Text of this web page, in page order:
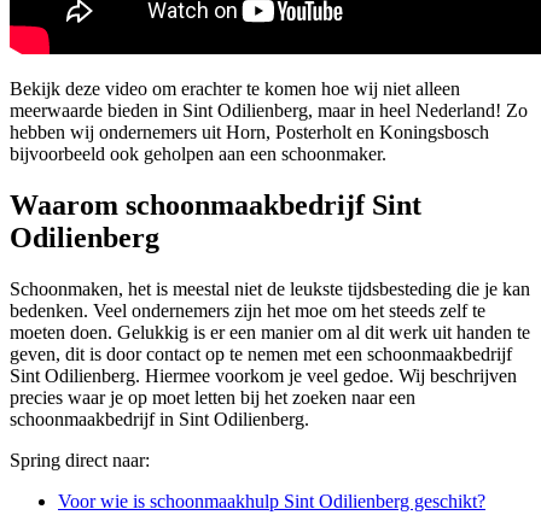
Bekijk deze video om erachter te komen hoe wij niet alleen
meerwaarde bieden in Sint Odilienberg, maar in heel Nederland! Zo
hebben wij ondernemers uit Horn, Posterholt en Koningsbosch
bijvoorbeeld ook geholpen aan een schoonmaker.
Waarom schoonmaakbedrijf Sint
Odilienberg
Schoonmaken, het is meestal niet de leukste tijdsbesteding die je kan
bedenken. Veel ondernemers zijn het moe om het steeds zelf te
moeten doen. Gelukkig is er een manier om al dit werk uit handen te
geven, dit is door contact op te nemen met een schoonmaakbedrijf
Sint Odilienberg. Hiermee voorkom je veel gedoe. Wij beschrijven
precies waar je op moet letten bij het zoeken naar een
schoonmaakbedrijf in Sint Odilienberg.
Spring direct naar:
Voor wie is schoonmaakhulp Sint Odilienberg geschikt?